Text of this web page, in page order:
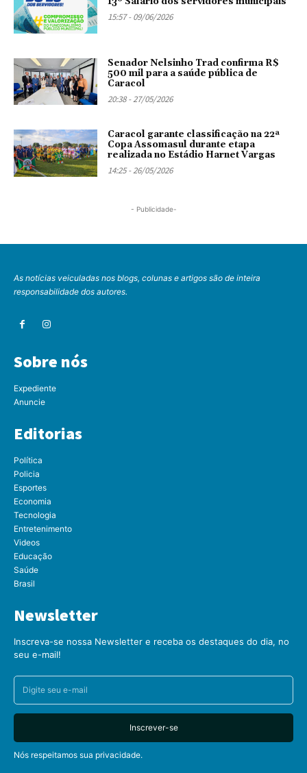
15:57 - 09/06/2026
Senador Nelsinho Trad confirma R$
500 mil para a saúde pública de
Caracol
20:38 - 27/05/2026
Caracol garante classificação na 22ª
Copa Assomasul durante etapa
realizada no Estádio Harnet Vargas
14:25 - 26/05/2026
- Publicidade-
As notícias veiculadas nos blogs, colunas e artigos são de inteira
responsabilidade dos autores.
Sobre nós
Expediente
Anuncie
Editorias
Política
Policia
Esportes
Economia
Tecnologia
Entretenimento
Videos
Educação
Saúde
Brasil
Newsletter
Inscreva-se nossa Newsletter e receba os destaques do dia, no
seu e-mail!
Inscrever-se
Nós respeitamos sua privacidade.